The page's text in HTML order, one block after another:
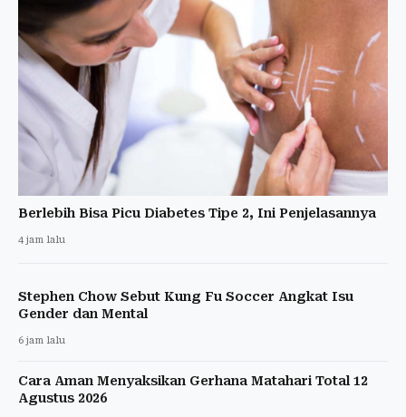
Berlebih Bisa Picu Diabetes Tipe 2, Ini Penjelasannya
4 jam lalu
Stephen Chow Sebut Kung Fu Soccer Angkat Isu
Gender dan Mental
6 jam lalu
Cara Aman Menyaksikan Gerhana Matahari Total 12
Agustus 2026